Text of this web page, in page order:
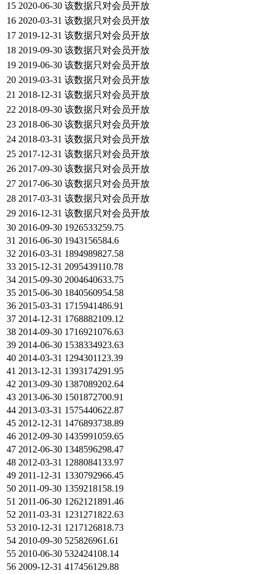
15 2020-06-30 该数据只对会员开放
16 2020-03-31 该数据只对会员开放
17 2019-12-31 该数据只对会员开放
18 2019-09-30 该数据只对会员开放
19 2019-06-30 该数据只对会员开放
20 2019-03-31 该数据只对会员开放
21 2018-12-31 该数据只对会员开放
22 2018-09-30 该数据只对会员开放
23 2018-06-30 该数据只对会员开放
24 2018-03-31 该数据只对会员开放
25 2017-12-31 该数据只对会员开放
26 2017-09-30 该数据只对会员开放
27 2017-06-30 该数据只对会员开放
28 2017-03-31 该数据只对会员开放
29 2016-12-31 该数据只对会员开放
30 2016-09-30 1926533259.75
31 2016-06-30 1943156584.6
32 2016-03-31 1894989827.58
33 2015-12-31 2095439110.78
34 2015-09-30 2004640633.75
35 2015-06-30 1840560954.58
36 2015-03-31 1715941486.91
37 2014-12-31 1768882109.12
38 2014-09-30 1716921076.63
39 2014-06-30 1538334923.63
40 2014-03-31 1294301123.39
41 2013-12-31 1393174291.95
42 2013-09-30 1387089202.64
43 2013-06-30 1501872700.91
44 2013-03-31 1575440622.87
45 2012-12-31 1476893738.89
46 2012-09-30 1435991059.65
47 2012-06-30 1348596298.47
48 2012-03-31 1288084133.97
49 2011-12-31 1330792966.45
50 2011-09-30 1359218158.19
51 2011-06-30 1262121891.46
52 2011-03-31 1231271822.63
53 2010-12-31 1217126818.73
54 2010-09-30 525826961.61
55 2010-06-30 532424108.14
56 2009-12-31 417456129.88